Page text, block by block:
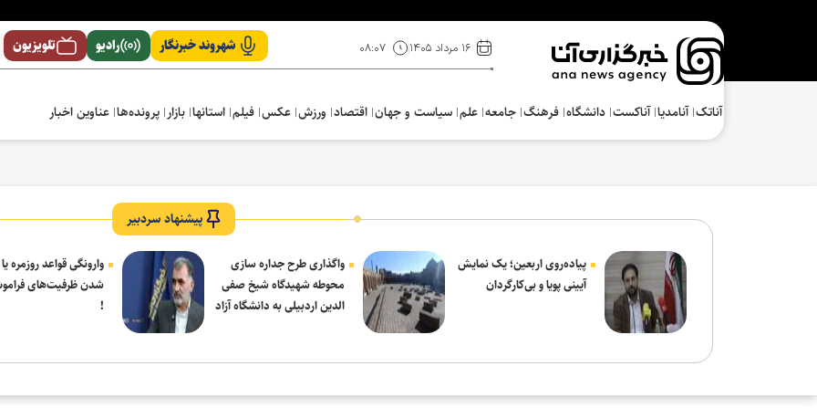
۱۶ مرداد ۱۴۰۵ ۰۸:۰۷ شهروند خبرنگار رادیو تلویزیون
آناتک آنامدیا آناکست دانشگاه فرهنگ‌ جامعه علم سیاست و جهان اقتصاد ورزش عکس فیلم استانها بازار پرونده‌ها عناوین اخبار
پیشنهاد سردبیر
پیاده‌روی اربعین؛ یک نمایش
آیینی پویا و بی‌کارگردان
واگذاری طرح جداره سازی
محوطه شهیدگاه شیخ صفی
الدین اردبیلی به دانشگاه آزاد
وارونگی قواعد روزمره
شدن ظرفیت‌های
!